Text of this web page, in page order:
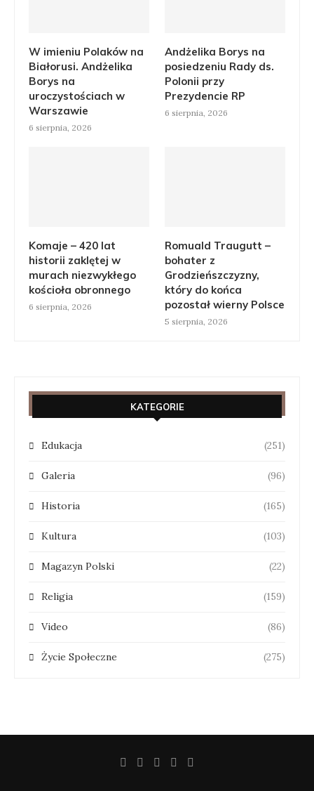
W imieniu Polaków na
Białorusi. Andżelika
Borys na
uroczystościach w
Warszawie
6 sierpnia, 2026
Andżelika Borys na
posiedzeniu Rady ds.
Polonii przy
Prezydencie RP
6 sierpnia, 2026
Komaje – 420 lat
historii zaklętej w
murach niezwykłego
kościoła obronnego
6 sierpnia, 2026
Romuald Traugutt –
bohater z
Grodzieńszczyzny,
który do końca
pozostał wierny Polsce
5 sierpnia, 2026
KATEGORIE
Edukacja (251)
Galeria (96)
Historia (165)
Kultura (103)
Magazyn Polski (22)
Religia (159)
Video (86)
Życie Społeczne (275)